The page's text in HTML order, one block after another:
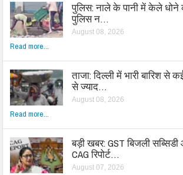
पुलिस: नाले के पानी में केले धोने
पुलिस न…
August 08, 2026
Read more...
ताजा: दिल्ली में भारी बारिश
से ज्याद…
August 08, 2026
Read more...
बड़ी खबर: GST बिजली सब्सिडी
CAG रिपोर्ट…
August 07, 2026